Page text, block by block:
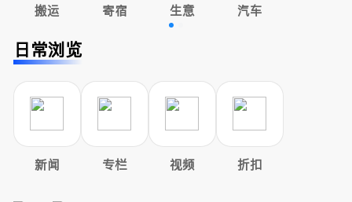
搬运 寄宿 生意 汽车
日常浏览
新闻 专栏 视频 折扣